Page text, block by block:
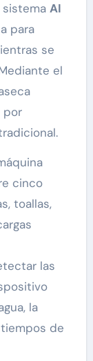
sistema AI
para
se
el
por
cinco
toallas,
las
la
de